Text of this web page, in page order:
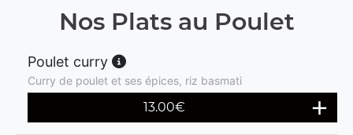
Nos Plats au Poulet
Poulet curry
Curry de poulet et ses épices, riz basmati
13.00€